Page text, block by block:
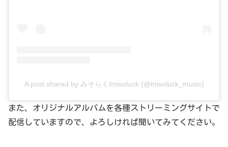
A post shared by みそらく/misoluck (@misoluck_music)
また、オリジナルアルバムを各種ストリーミングサイトで
配信していますので、よろしければ聞いてみてください。